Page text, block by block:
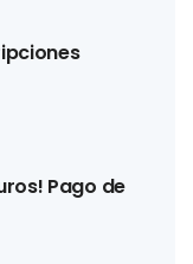
Pago de